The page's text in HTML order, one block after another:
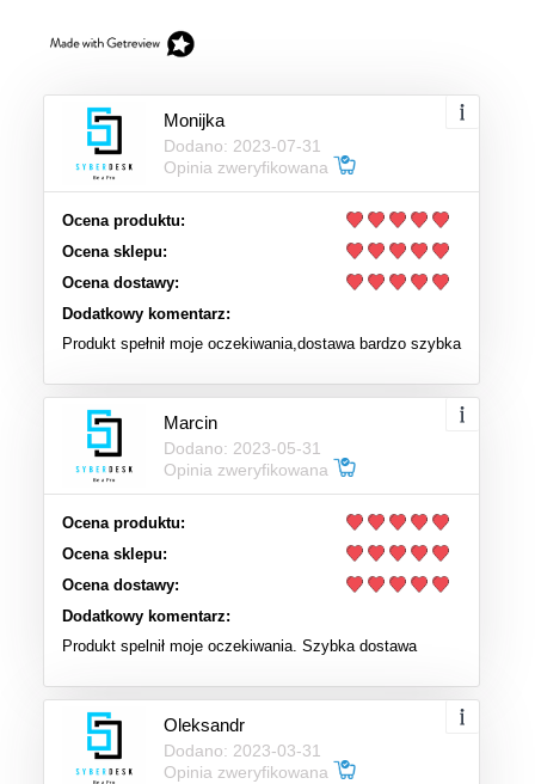
Monijka
Dodano: 2023-07-31
Opinia zweryfikowana
Ocena produktu:
Ocena sklepu:
Ocena dostawy:
Dodatkowy komentarz:
Produkt spełnił moje oczekiwania,dostawa bardzo szybka
Marcin
Dodano: 2023-05-31
Opinia zweryfikowana
Ocena produktu:
Ocena sklepu:
Ocena dostawy:
Dodatkowy komentarz:
Produkt spelnił moje oczekiwania. Szybka dostawa
Oleksandr
Dodano: 2023-03-31
Opinia zweryfikowana